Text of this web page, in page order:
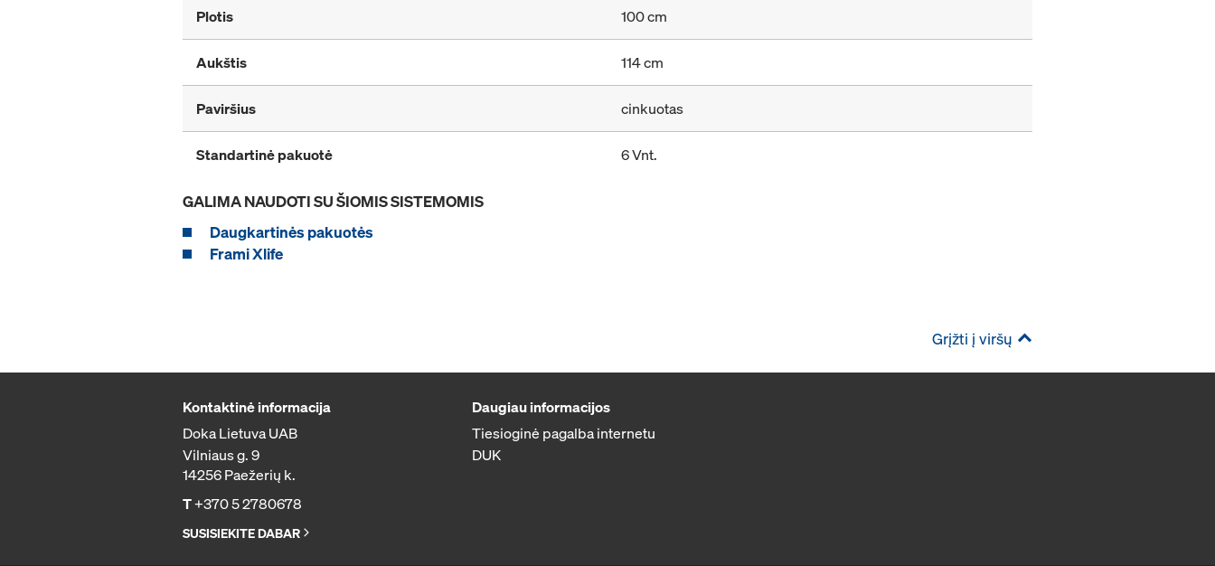
Plotis 100 cm
Aukštis 114 cm
Paviršius cinkuotas
Standartinė pakuotė 6 Vnt.
GALIMA NAUDOTI SU ŠIOMIS SISTEMOMIS
Daugkartinės pakuotės
Frami Xlife
Grįžti į viršų
Kontaktinė informacija
Doka Lietuva UAB
Vilniaus g. 9
14256 Paežerių k.
T+370 5 2780678
SUSISIEKITE DABAR
Daugiau informacijos
Tiesioginė pagalba internetu
DUK